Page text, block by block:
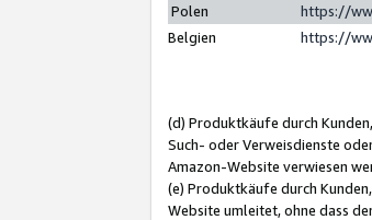
Polen
https://
Belgien
https://
(d) Produktkäufe durch
Such- oder Verweisdienste
Amazon-Website verwiesen
(e) Produktkäufe durch
Website umleitet, ohne dass